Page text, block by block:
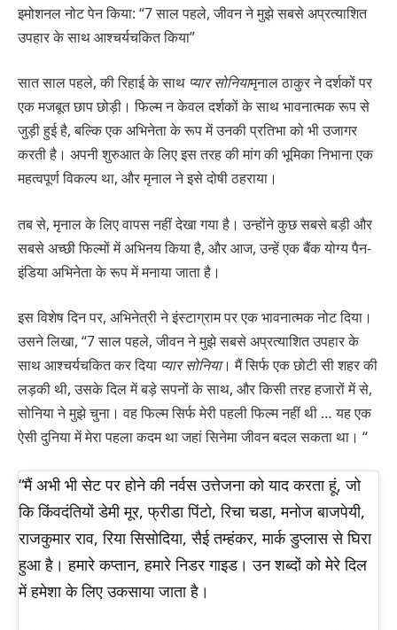
इमोशनल नोट पेन किया: “7 साल पहले, जीवन ने मुझे सबसे अप्रत्याशित
उपहार के साथ आश्चर्यचकित किया”
सात साल पहले, की रिहाई के साथ प्यार सोनियामृनाल ठाकुर ने दर्शकों पर
एक मजबूत छाप छोड़ी। फिल्म न केवल दर्शकों के साथ भावनात्मक रूप से
जुड़ी हुई है, बल्कि एक अभिनेता के रूप में उनकी प्रतिभा को भी उजागर
करती है। अपनी शुरुआत के लिए इस तरह की मांग की भूमिका निभाना एक
महत्वपूर्ण विकल्प था, और मृनाल ने इसे दोषी ठहराया।
तब से, मृनाल के लिए वापस नहीं देखा गया है। उन्होंने कुछ सबसे बड़ी और
सबसे अच्छी फिल्मों में अभिनय किया है, और आज, उन्हें एक बैंक योग्य पैन-
इंडिया अभिनेता के रूप में मनाया जाता है।
इस विशेष दिन पर, अभिनेत्री ने इंस्टाग्राम पर एक भावनात्मक नोट दिया।
उसने लिखा, “7 साल पहले, जीवन ने मुझे सबसे अप्रत्याशित उपहार के
साथ आश्चर्यचकित कर दिया प्यार सोनिया। मैं सिर्फ एक छोटी सी शहर की
लड़की थी, उसके दिल में बड़े सपनों के साथ, और किसी तरह हजारों में से,
सोनिया ने मुझे चुना। वह फिल्म सिर्फ मेरी पहली फिल्म नहीं थी … यह एक
ऐसी दुनिया में मेरा पहला कदम था जहां सिनेमा जीवन बदल सकता था। “
“मैं अभी भी सेट पर होने की नर्वस उत्तेजना को याद करता हूं, जो
कि किंवदंतियों डेमी मूर, फ्रीडा पिंटो, रिचा चडा, मनोज बाजपेयी,
राजकुमार राव, रिया सिसोदिया, सैई तम्हंकर, मार्क डुप्लास से घिरा
हुआ है। हमारे कप्तान, हमारे निडर गाइड। उन शब्दों को मेरे दिल
में हमेशा के लिए उकसाया जाता है।